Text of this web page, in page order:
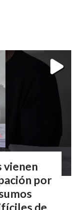
vienen
por
de